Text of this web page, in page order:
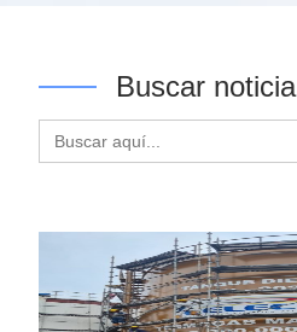
Buscar noticia
Buscar: